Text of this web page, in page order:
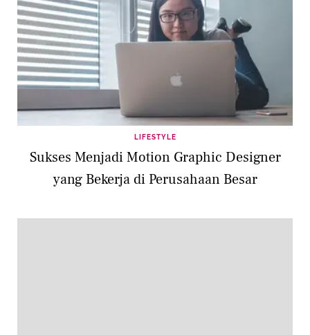
LIFESTYLE
Sukses Menjadi Motion Graphic Designer
yang Bekerja di Perusahaan Besar